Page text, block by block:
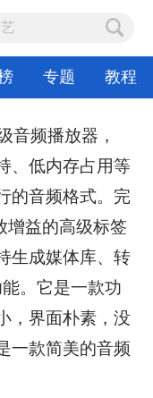
专题 教程
频播放器，
、低内存占用等
的音频格式。完
益的高级标签
生成媒体库、转
。它是一款功
，界面朴素，没
一款简美的音频